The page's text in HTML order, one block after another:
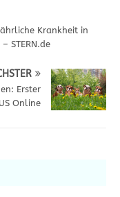
Krankheit in
STERN.de
Erster
Online